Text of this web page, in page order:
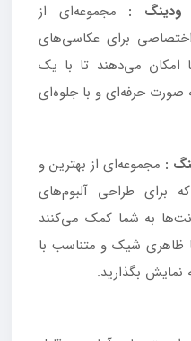
: مجموعه‌ای از
برای عکاسی‌های
امکان می‌دهند تا با یک
حرفه‌ای و با جلوه‌ای
: مجموعه‌ای از بهترین و
برای طراحی آلبوم‌های
به شما کمک می‌کنند
ظاهری شیک و متناسب با
بگذارید.